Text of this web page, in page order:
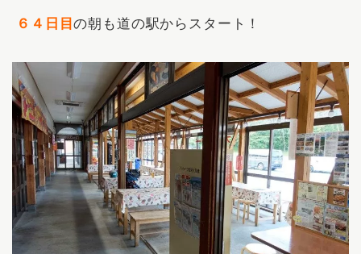
６４日目の朝も道の駅からスタート！